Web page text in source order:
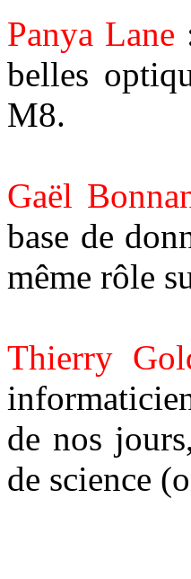
Panya Lane
belles
M8.
Gaël
base de
même rôle
Thierry
de nos
de science